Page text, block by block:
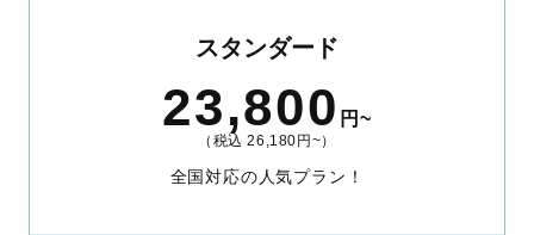
スタンダード
23,800 円~
（税込 26,180円~）
全国対応の人気プラン！